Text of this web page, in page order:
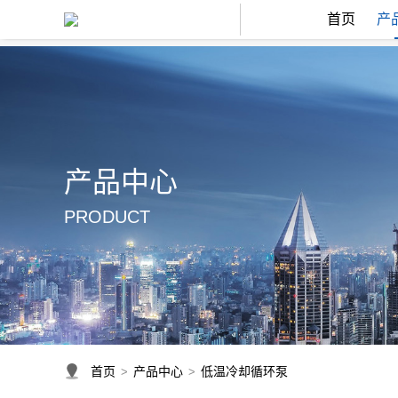
首页 产
产品中心
PRODUCT
首页 > 产品中心 > 低温冷却循环泵